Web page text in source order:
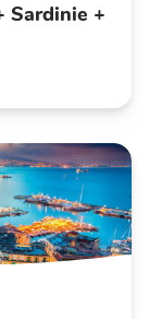
Sardinie +